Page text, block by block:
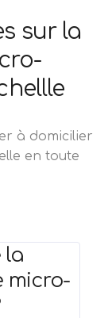
sur la
à domicilier
en toute
la
micro-